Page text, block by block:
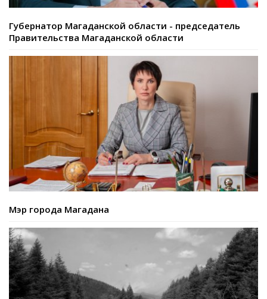
Губернатор Магаданской области - председатель
Правительства Магаданской области
Мэр города Магадана